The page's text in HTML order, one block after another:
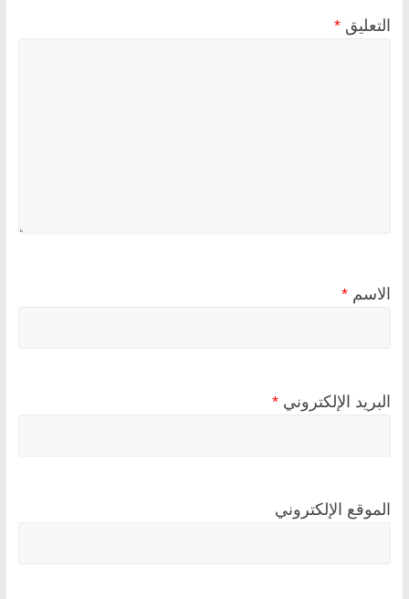
التعليق *
الاسم *
البريد الإلكتروني *
الموقع الإلكتروني